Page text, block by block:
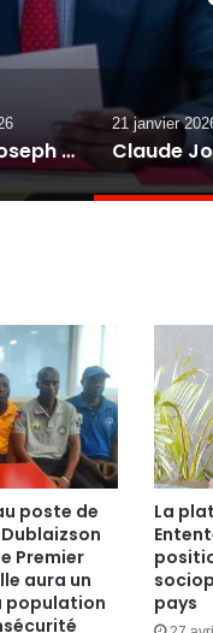
dans un
Claude Joseph et Moïse Jean-Charles accusés de vouloir une nouvelle transition au lieu des élections
21 janvier
poste de
Premier
aura un
population
La
pays